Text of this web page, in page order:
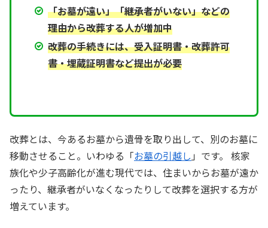
「お墓が遠い」「継承者がいない」などの
理由から改葬する人が増加中
改葬の手続きには、受入証明書・改葬許可
書・埋蔵証明書など提出が必要
改葬とは、今あるお墓から遺骨を取り出して、別のお墓に
移動させること。いわゆる「お墓の引越し 」です。 核家
族化や少子高齢化が進む現代では、住まいからお墓が遠か
ったり、継承者がいなくなったりして改葬を選択する方が
増えています。